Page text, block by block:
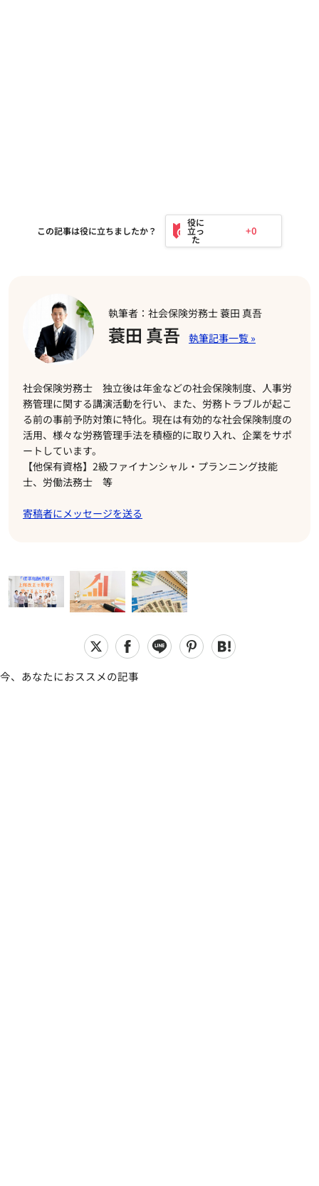
この記事は役に立ちましたか？ +0
執筆者：社会保険労務士 蓑田 真吾
蓑田 真吾
社会保険労務士 独立後は年金などの社会保険制度、人事労
務管理に関する講演活動を行い、また、労務トラブルが起こ
る前の事前予防対策に特化。現在は有効的な社会保険制度の
活用、様々な労務管理手法を積極的に取り入れ、企業をサポ
ートしています。
【他保有資格】2級ファイナンシャル・プランニング技能
士、労働法務士 等
寄稿者にメッセージを送る
今、あなたにおススメの記事